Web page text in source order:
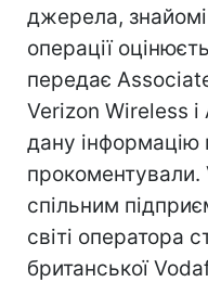
джерела, знайомі
операції
передає
Verizon Wireless
дану інформацію
прокоментували.
спільним
світі оператора
британської